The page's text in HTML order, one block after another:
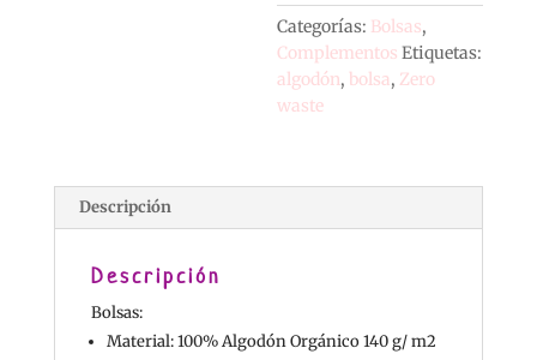
Categorías: Bolsas,
Complementos Etiquetas:
algodón, bolsa, Zero
waste
Descripción
Descripción
Bolsas:
Material: 100% Algodón Orgánico 140 g/ m2